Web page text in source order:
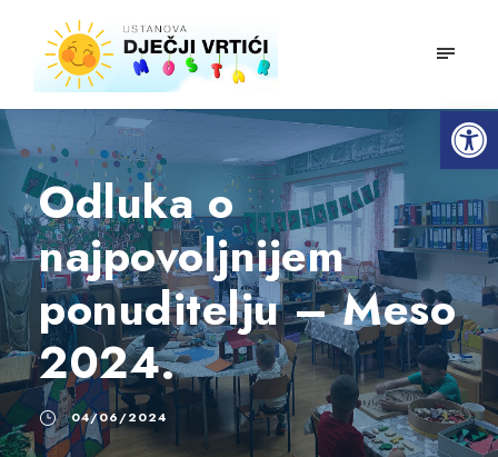
Open toolbar
Odluka o
najpovoljnijem
ponuditelju – Meso
2024.
04/06/2024